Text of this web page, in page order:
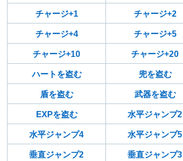
チャージ+1 チャージ+2
チャージ+4 チャージ+5
チャージ+10 チャージ+20
ハートを盗む 兜を盗む
盾を盗む 武器を盗む
EXPを盗む 水平ジャンプ2
水平ジャンプ4 水平ジャンプ5
垂直ジャンプ2 垂直ジャンプ3